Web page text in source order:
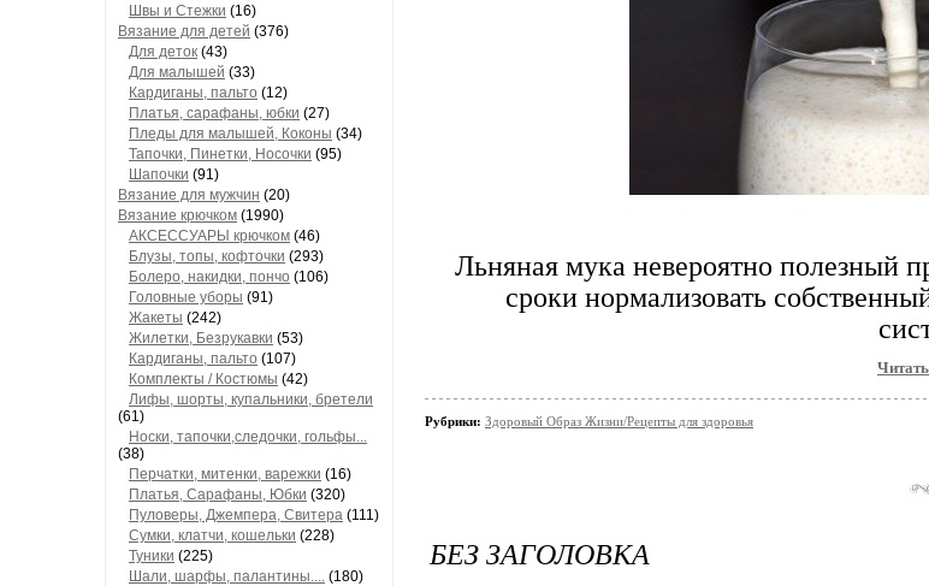
Швы и Стежки (16)
Вязание для детей (376)
Для деток (43)
Для малышей (33)
Кардиганы, пальто (12)
Платья, сарафаны, юбки (27)
Пледы для малышей, Коконы (34)
Тапочки, Пинетки, Носочки (95)
Шапочки (91)
Вязание для мужчин (20)
Вязание крючком (1990)
АКСЕССУАРЫ крючком (46)
Блузы, топы, кофточки (293)
Болеро, накидки, пончо (106)
Головные уборы (91)
Жакеты (242)
Жилетки, Безрукавки (53)
Кардиганы, пальто (107)
Комплекты / Костюмы (42)
Лифы, шорты, купальники, бретели
(61)
Носки, тапочки,следочки, гольфы...
(38)
Перчатки, митенки, варежки (16)
Платья, Сарафаны, Юбки (320)
Пуловеры, Джемпера, Свитера (111)
Сумки, клатчи, кошельки (228)
Туники (225)
Шали, шарфы, палантины.... (180)
Льняная мука невероятно полезный
сроки нормализовать
Рубрики: Здоровый Образ Жизни/Рецепты для здоровья
БЕЗ ЗАГОЛОВКА